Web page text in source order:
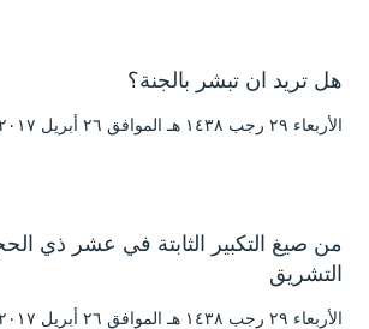
هل تريد ان تبشر بالجنة؟
الأربعاء ۲۹ رجب ۱٤۳۸ هـ الموافق ۲٦ أبريل ۲۰۱۷ مـ |
من صيغ التكبير الثابتة في عشر ذي
التشريق
الأربعاء ۲۹ رجب ۱٤۳۸ هـ الموافق ۲٦ أبريل ۲۰۱۷ مـ |